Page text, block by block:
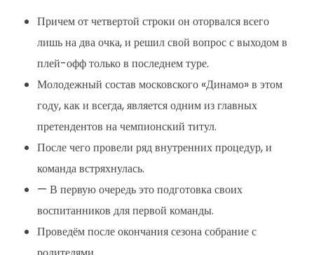
Причем от четвертой строки он оторвался всего
лишь на два очка, и решил свой вопрос с выходом в
плей-офф только в последнем туре.
Молодежный состав московского «Динамо» в этом
году, как и всегда, является одним из главных
претендентов на чемпионский титул.
После чего провели ряд внутренних процедур, и
команда встряхнулась.
— В первую очередь это подготовка своих
воспитанников для первой команды.
Проведём после окончания сезона собрание с